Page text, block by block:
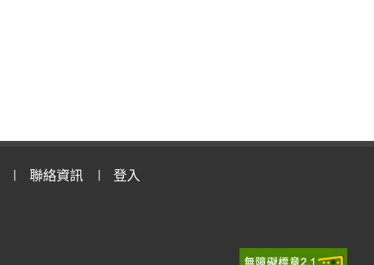
聯絡資訊 登入